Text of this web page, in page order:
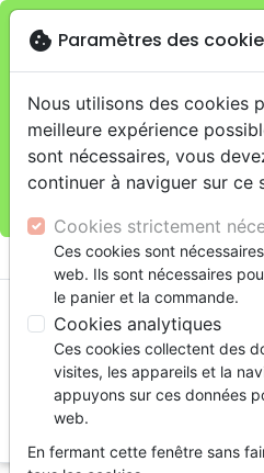
Je veux retirer ma
(Gare de
warningCette boutique en ligne
magasin.
Pour les livraisons à
commandes sur la boutique
cookie Paramètres des
Nous utilisons des cookies
meilleure expérience
sont nécessaires, vous
continuer à naviguer sur ce
Cookies strictement
Ces cookies sont
web. Ils sont nécessaires
le panier et la commande.
Cookies analytiques
Ces cookies collectent des
visites, les appareils et la
appuyons sur ces données
web.
En fermant cette fenêtre sans